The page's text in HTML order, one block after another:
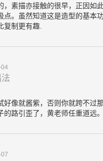
，素描亦接触的很早，正因如
点。虽然知道这是造型的基本
复制更有趣.
04
好像就酱紫，否则你就跨不过
的路引歪了，黄老师任重道远。